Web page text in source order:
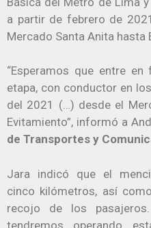
a partir de febrero de
Mercado Santa Anita hasta
“Esperamos que entre
etapa, con conductor en
del 2021 (…) desde el
Evitamiento”, informó a
de Transportes y
Jara indicó que el
cinco kilómetros, así
recojo de los
tendremos operando